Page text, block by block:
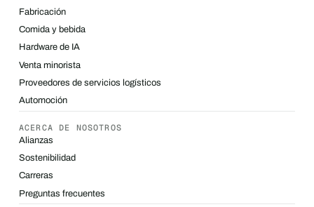
Fabricación
Comida y bebida
Hardware de IA
Venta minorista
Proveedores de servicios logísticos
Automoción
ACERCA DE NOSOTROS
Alianzas
Sostenibilidad
Carreras
Preguntas frecuentes